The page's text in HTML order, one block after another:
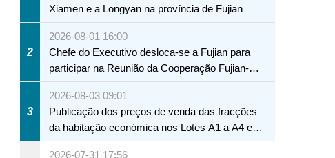
Xiamen e a Longyan na província de Fujian
2
2026-08-01 16:00
Chefe do Executivo desloca-se a Fujian para
participar na Reunião da Cooperação Fujian-
Macau
3
2026-08-03 09:01
Publicação dos preços de venda das fracções
da habitação económica nos Lotes A1 a A4 e
A12 da Zona A dos Novos Aterros
2026-07-31 17:56